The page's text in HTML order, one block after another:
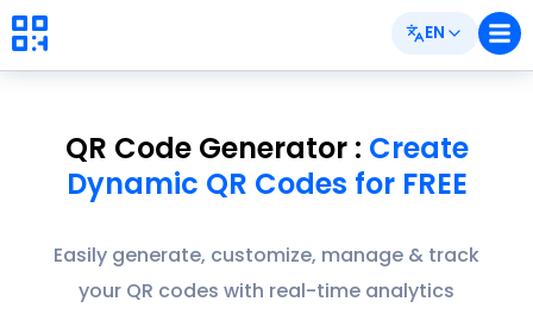
EN
QR Code Generator: Create
Dynamic QR Codes for FREE
Easily generate, customize, manage & track
your QR codes with real-time analytics